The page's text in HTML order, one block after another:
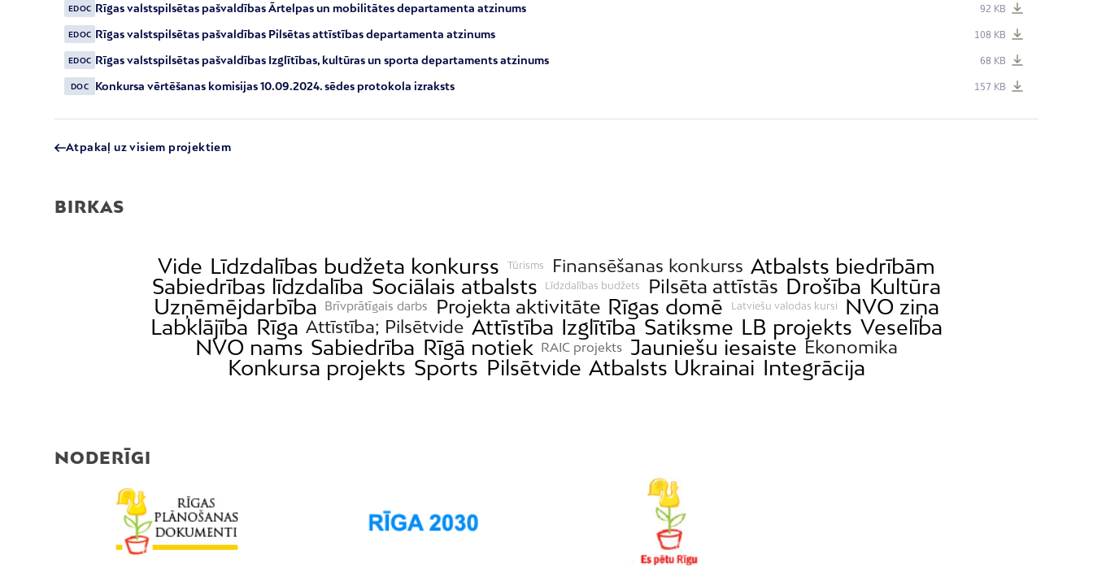
EDOC Rīgas valstspilsētas pašvaldības Ārtelpas un mobilitātes departamenta atzinums 92 KB
EDOC Rīgas valstspilsētas pašvaldības Pilsētas attīstības departamenta atzinums 108 KB
EDOC Rīgas valstspilsētas pašvaldības Izglītības, kultūras un sporta departaments atzinums 68 KB
DOC Konkursa vērtēšanas komisijas 10.09.2024. sēdes protokola izraksts 157 KB
Atpakaļ uz visiem projektiem
BIRKAS
Vide Līdzdalības budžeta konkurss Tūrisms Finansēšanas konkurss Atbalsts biedrībām
Sabiedrības līdzdalība Sociālais atbalsts Līdzdalības budžets Pilsēta attīstās Drošība Kultūra
Uzņēmējdarbība
Brīvprātīgais darbs Projekta aktivitāte Rīgas domē Latviešu valodas kursi
NVO ziņa
Labklājība Rīga Attīstība; Pilsētvide Attīstība Izglītība Satiksme LB projekts Veselība
NVO nams Sabiedrība Rīgā notiek RAIC projekts Jauniešu iesaiste Ekonomika
Konkursa projekts Sports Pilsētvide Atbalsts Ukrainai Integrācija
NODERĪGI